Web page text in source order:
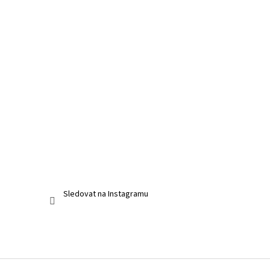
Sledovat na Instagramu